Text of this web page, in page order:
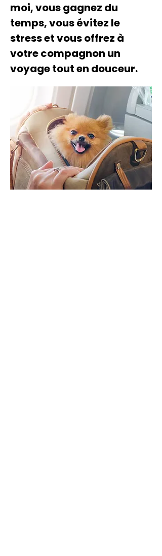
moi, vous gagnez du
temps, vous évitez le
stress et vous offrez à
votre compagnon un
voyage tout en douceur.